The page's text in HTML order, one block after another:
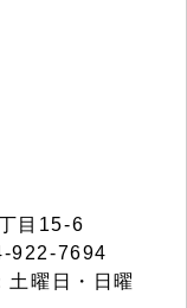
目15-6
922-7694
曜日・日曜